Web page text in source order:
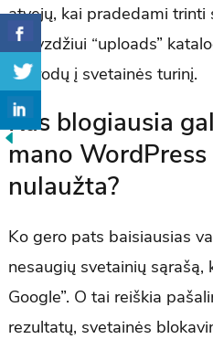
atvejų, kai pradedami trinti
pavyzdžiui “uploads”
nuorodų į svetainės turinį.
Kas blogiausia
mano
nulaužta?
Ko gero pats baisiausias
nesaugių svetainių sąrašą,
Google”. O tai reiškia
rezultatų, svetainės